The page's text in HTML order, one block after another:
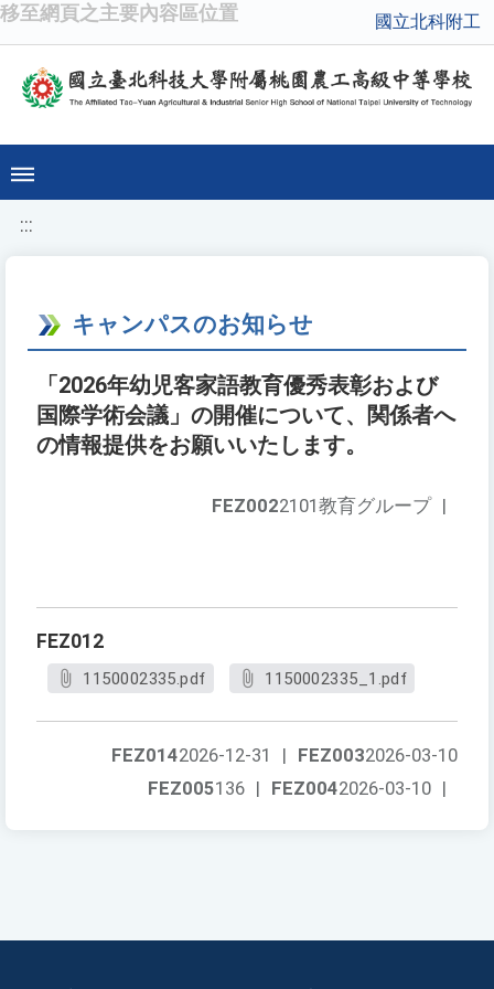
移至網頁之主要內容區位置 國立北科附工
:::
キャンパスのお知らせ
「2026年幼児客家語教育優秀表彰および
国際学術会議」の開催について、関係者へ
の情報提供をお願いいたします。
FEZ0022101教育グループ |
FEZ012
1150002335.pdf 1150002335_1.pdf
FEZ0032026-03-10
FEZ0142026-12-31
|
FEZ0042026-03-10 |
FEZ005136 |